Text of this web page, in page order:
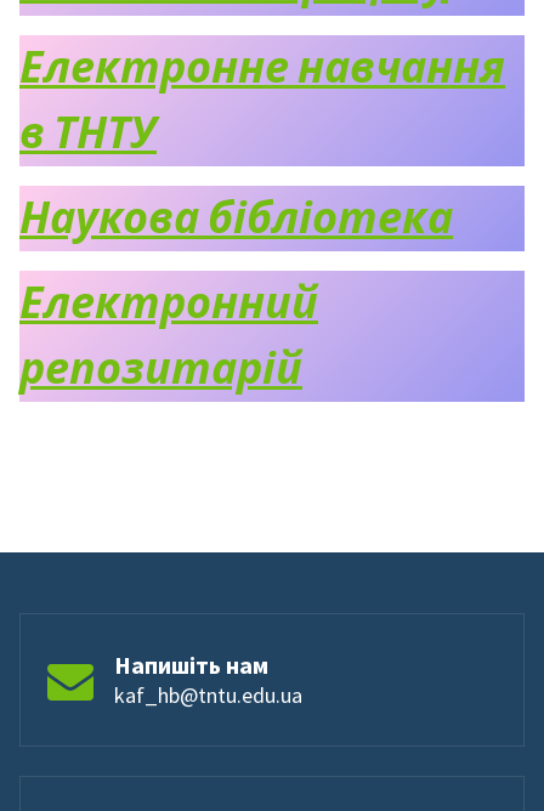
Електронне навчання
в ТНТУ
Наукова бібліотека
Електронний
репозитарій
Напишіть нам
kaf_hb@tntu.edu.ua